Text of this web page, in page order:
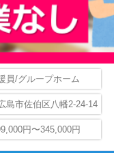
員/グループホーム
島市佐伯区八幡2-24-14
円〜345,000円